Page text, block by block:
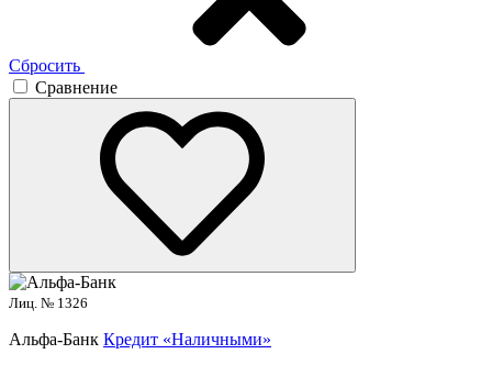
Сбросить
Сравнение
Лиц. № 1326
Альфа-Банк Кредит «Наличными»